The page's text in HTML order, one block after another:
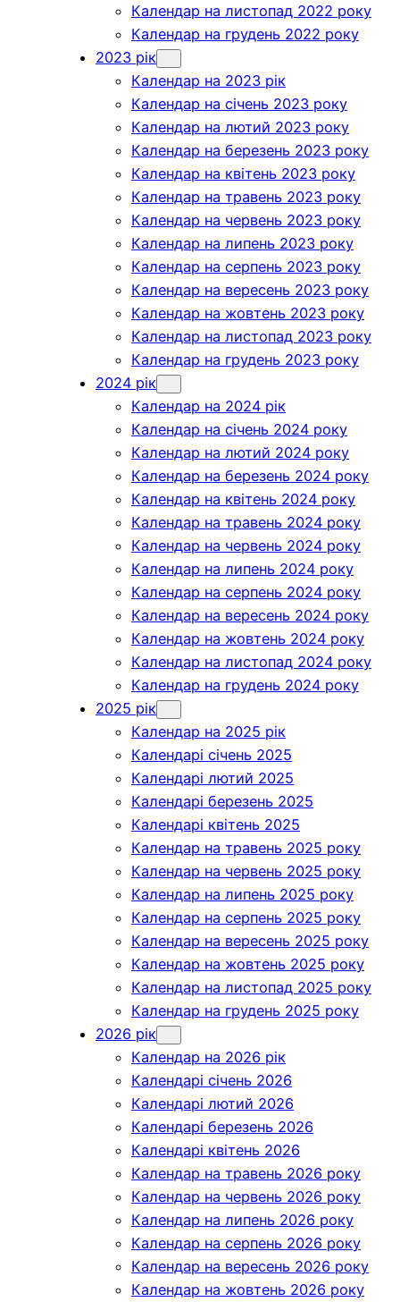
Календар на листопад 2022 року
Календар на грудень 2022 року
2023 рік
Календар на 2023 рік
Календар на січень 2023 року
Календар на лютий 2023 року
Календар на березень 2023 року
Календар на квітень 2023 року
Календар на травень 2023 року
Календар на червень 2023 року
Календар на липень 2023 року
Календар на серпень 2023 року
Календар на вересень 2023 року
Календар на жовтень 2023 року
Календар на листопад 2023 року
Календар на грудень 2023 року
2024 рік
Календар на 2024 рік
Календар на січень 2024 року
Календар на лютий 2024 року
Календар на березень 2024 року
Календар на квітень 2024 року
Календар на травень 2024 року
Календар на червень 2024 року
Календар на липень 2024 року
Календар на серпень 2024 року
Календар на вересень 2024 року
Календар на жовтень 2024 року
Календар на листопад 2024 року
Календар на грудень 2024 року
2025 рік
Календар на 2025 рік
Календарі січень 2025
Календарі лютий 2025
Календарі березень 2025
Календарі квітень 2025
Календар на травень 2025 року
Календар на червень 2025 року
Календар на липень 2025 року
Календар на серпень 2025 року
Календар на вересень 2025 року
Календар на жовтень 2025 року
Календар на листопад 2025 року
Календар на грудень 2025 року
2026 рік
Календар на 2026 рік
Календарі січень 2026
Календарі лютий 2026
Календарі березень 2026
Календарі квітень 2026
Календар на травень 2026 року
Календар на червень 2026 року
Календар на липень 2026 року
Календар на серпень 2026 року
Календар на вересень 2026 року
Календар на жовтень 2026 року